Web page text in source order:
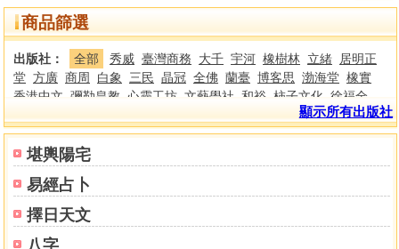
堪輿陽宅
易經占卜
擇日天文
商品篩選
出版社： 全部 秀威 臺灣商務 大千 宇河 橡樹林 立緒
居明正
堂 方廣 商周 白象 三民 晶冠 全佛 蘭臺 博客思 渤海堂 橡實
香港中文 彌勒皇教 心靈工坊 文藝學社 和裕 柿子文化 徐福全
香港中文大學 香
港中華書局 香港大學 東大 大旗 靈星閣 楊烱山 布克文化 西北
國際 世峰 新銳文創
研究會 眾生文化 聖經資源中心 華夏 正智 法鼓文化 楓樹林 啟
示
有鹿文化
成
竹林 知青
方智 時報 博揚 老古 新文豐 正一善書 心一堂 新智 元氣齋 文
津
名師
顯示所有出版社